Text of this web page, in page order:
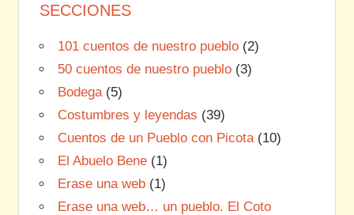
SECCIONES
101 cuentos de nuestro pueblo(2)
50 cuentos de nuestro pueblo(3)
Bodega(5)
Costumbres y leyendas (39)
Cuentos de un Pueblo con Picota(10)
El Abuelo Bene(1)
Erase una web(1)
Erase una web… un pueblo. El Coto